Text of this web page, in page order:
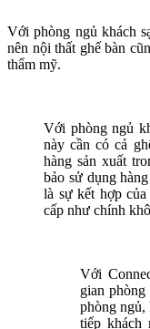
Với phòng ngủ khách
nên nội thất ghế bàn
thẩm mỹ.
Với phòng ngủ
này cần có cả
hàng sản xuất
bảo sử dụng
là sự kết hợp
cấp như chính
Với
gian
phòng ngủ,
tiếp khách